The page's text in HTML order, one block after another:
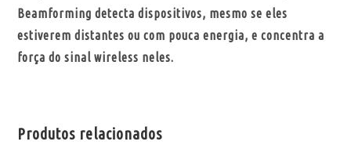
Beamforming detecta dispositivos, mesmo se eles
estiverem distantes ou com pouca energia, e concentra a
força do sinal wireless neles.
Produtos relacionados